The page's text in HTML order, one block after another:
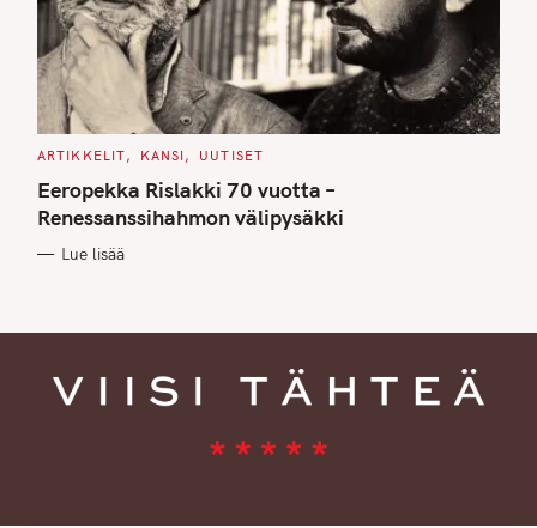
C
T
E
G
O
I
ARTIKKELIT KANSI UUTISET
Eeropekka Rislakki 70 vuotta –
Renessanssihahmon välipysäkki
Lue lisää